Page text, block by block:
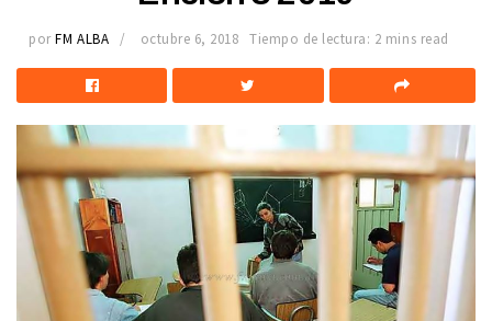
por FM ALBA octubre 6, 2018 Tiempo de lectura: 2 mins read